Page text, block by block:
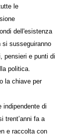
le
dell'esistenza
si susseguiranno
pensieri e punti di
politica.
la chiave per
indipendente di
trent’anni fa a
e raccolta con